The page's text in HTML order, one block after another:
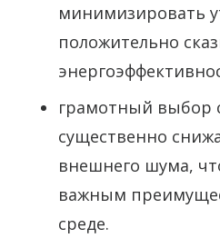
минимизировать
положительно
грамотный выбор
существенно
внешнего шума,
важным
среде.